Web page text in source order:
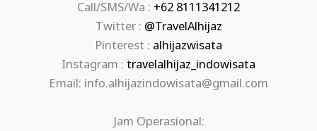
Call/SMS/Wa : +62 8111341212
Twitter : @TravelAlhijaz
Pinterest : alhijazwisata
Instagram : travelalhijaz_indowisata
Email: info.alhijazindowisata@gmail.com
Jam Operasional: